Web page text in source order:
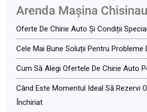
Arenda Maşina Chisinau
Oferte De Chirie Auto Și Condiții
Cele Mai Bune Soluții Pentru Probleme
Cum Să Alegi Ofertele De Chirie Auto
Când Este Momentul Ideal Să Rezervi
Închiriat